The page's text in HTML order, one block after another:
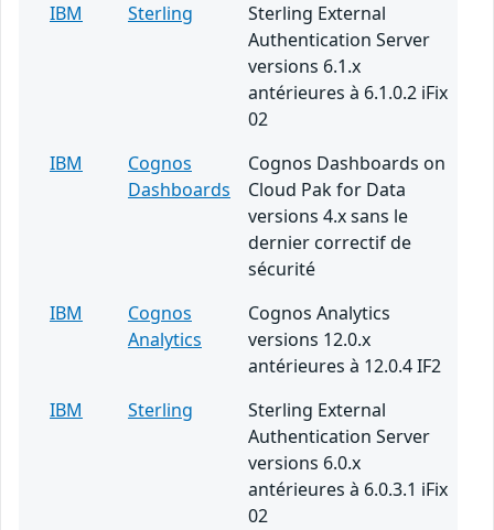
IBM
Sterling
Sterling External
Authentication Server
versions 6.1.x
antérieures à 6.1.0.2 iFix
02
IBM
Cognos
Dashboards
Cognos Dashboards on
Cloud Pak for Data
versions 4.x sans le
dernier correctif de
sécurité
IBM
Cognos
Analytics
Cognos Analytics
versions 12.0.x
antérieures à 12.0.4 IF2
IBM
Sterling
Sterling External
Authentication Server
versions 6.0.x
antérieures à 6.0.3.1 iFix
02